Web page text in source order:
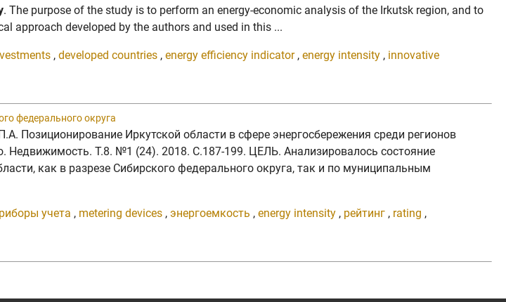
. The purpose of the study is to perform an energy-economic analysis of the Irkutsk region, and to
approach developed by the authors and used in this ...
, developed countries , energy efficiency indicator, energy intensity , innovative
федерального округа
Позиционирование Иркутской области в сфере энергосбережения среди регионов
Недвижимость. Т.8. №1 (24). 2018. C.187-199. ЦЕЛЬ. Анализировалось состояние
как в разрезе Сибирского федерального округа, так и по муниципальным
учета , metering devices , энергоемкость , energy intensity , рейтинг , rating ,